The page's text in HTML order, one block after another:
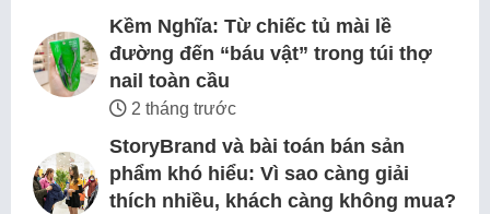
Kềm Nghĩa: Từ chiếc tủ mài lề
đường đến “báu vật” trong túi thợ
nail toàn cầu
2 tháng trước
StoryBrand và bài toán bán sản
phẩm khó hiểu: Vì sao càng giải
thích nhiều, khách càng không mua?